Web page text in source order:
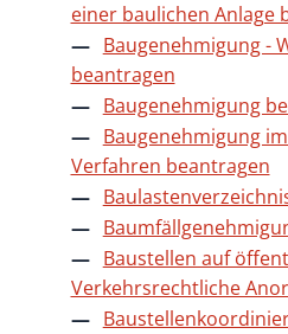
einer baulichen Anlage
Baugenehmigung -
beantragen
Baugenehmigung
Baugenehmigung
Verfahren beantragen
Baustellen auf
Verkehrsrechtliche